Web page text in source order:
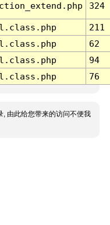
324
211
62
94
76
, 由此给您带来的访问不便我